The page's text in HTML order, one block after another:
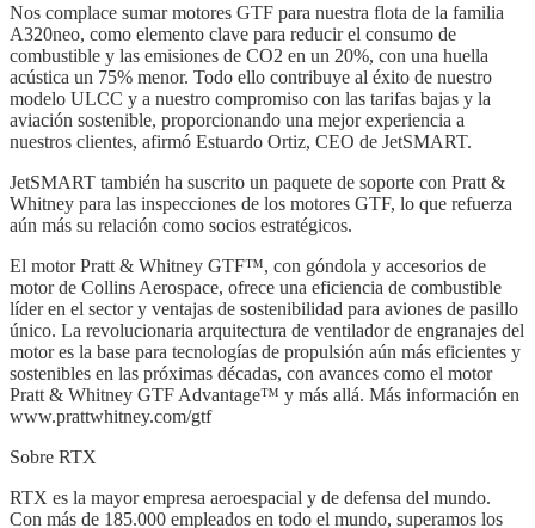
Nos complace sumar motores GTF para nuestra flota de la familia
A320neo, como elemento clave para reducir el consumo de
combustible y las emisiones de CO2 en un 20%, con una huella
acústica un 75% menor. Todo ello contribuye al éxito de nuestro
modelo ULCC y a nuestro compromiso con las tarifas bajas y la
aviación sostenible, proporcionando una mejor experiencia a
nuestros clientes, afirmó Estuardo Ortiz, CEO de JetSMART.
JetSMART también ha suscrito un paquete de soporte con Pratt &
Whitney para las inspecciones de los motores GTF, lo que refuerza
aún más su relación como socios estratégicos.
El motor Pratt & Whitney GTF™, con góndola y accesorios de
motor de Collins Aerospace, ofrece una eficiencia de combustible
líder en el sector y ventajas de sostenibilidad para aviones de pasillo
único. La revolucionaria arquitectura de ventilador de engranajes del
motor es la base para tecnologías de propulsión aún más eficientes y
sostenibles en las próximas décadas, con avances como el motor
Pratt & Whitney GTF Advantage™ y más allá. Más información en
www.prattwhitney.com/gtf
Sobre RTX
RTX es la mayor empresa aeroespacial y de defensa del mundo.
Con más de 185.000 empleados en todo el mundo, superamos los